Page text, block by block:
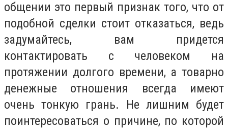
общении это первый признак того, что от
подобной сделки стоит отказаться, ведь
задумайтесь, вам придется
контактировать с человеком на
протяжении долгого времени, а товарно
денежные отношения всегда имеют
очень тонкую грань. Не лишним будет
поинтересоваться о причине, по которой